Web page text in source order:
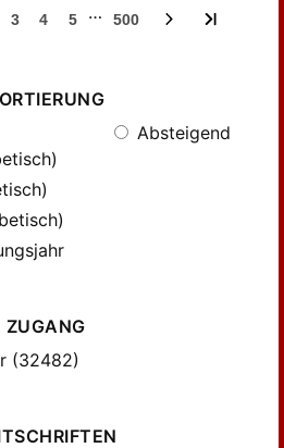
3 4 5 … 500
Absteigend
ZUGANG
(32482)